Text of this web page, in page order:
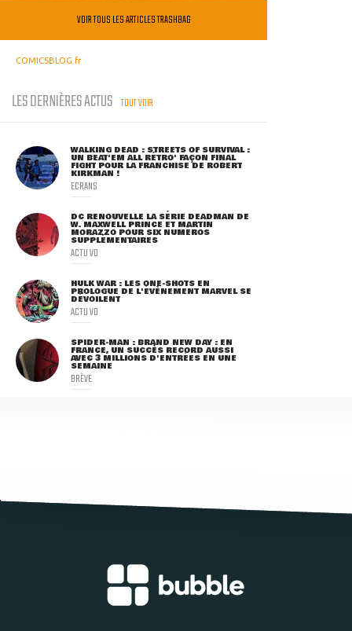
VOIR TOUS LES ARTICLES TRASHBAG
COMICSBLOG.fr
LES DERNIÈRES ACTUS TOUT VOIR
WALKING DEAD : STREETS OF SURVIVAL :
UN BEAT'EM ALL RÉTRO' FAÇON FINAL
FIGHT POUR LA FRANCHISE DE ROBERT
KIRKMAN !
ECRANS
DC RENOUVELLE LA SÉRIE DEADMAN DE
W. MAXWELL PRINCE ET MARTIN
MORAZZO POUR SIX NUMÉROS
SUPPLÉMENTAIRES
ACTU VO
HULK WAR : LES ONE-SHOTS EN
PROLOGUE DE L'ÉVÈNEMENT MARVEL SE
DÉVOILENT
ACTU VO
SPIDER-MAN : BRAND NEW DAY : EN
FRANCE, UN SUCCÈS RECORD AUSSI
AVEC 3 MILLIONS D'ENTRÉES EN UNE
SEMAINE
BRÈVE